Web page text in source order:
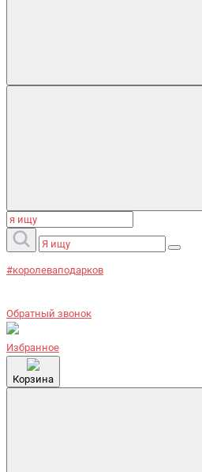
#королеваподарков
Обратный звонок
Избранное
Корзина